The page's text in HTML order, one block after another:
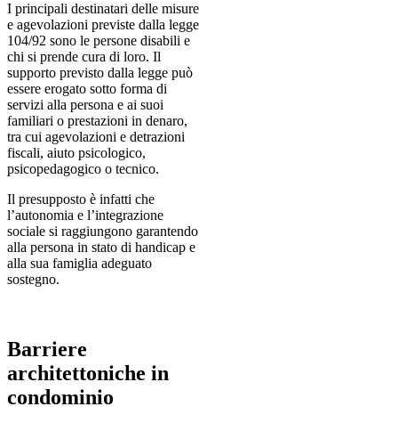
I principali destinatari delle misure
e agevolazioni previste dalla legge
104/92 sono le persone disabili e
chi si prende cura di loro. Il
supporto previsto dalla legge può
essere erogato sotto forma di
servizi alla persona e ai suoi
familiari o prestazioni in denaro,
tra cui agevolazioni e detrazioni
fiscali, aiuto psicologico,
psicopedagogico o tecnico.
Il presupposto è infatti che
l’autonomia e l’integrazione
sociale si raggiungono garantendo
alla persona in stato di handicap e
alla sua famiglia adeguato
sostegno.
Barriere
architettoniche in
condominio